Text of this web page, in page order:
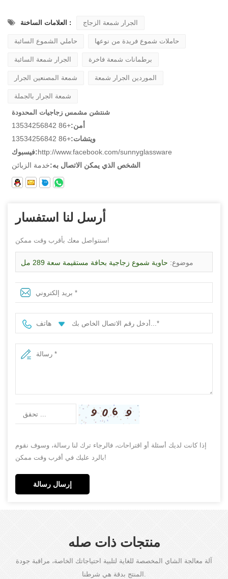
العلامات الساخنة : الجرار شمعة الزجاج
حاملي الشموع السائبة حاملات شموع فريدة من نوعها
الجرار شمعة السائبة برطمانات شمعة فاخرة
شمعة المصنعين الجرار الموردين الجرار شمعة
شمعة الجرار بالجملة
شنتشن مشمس زجاجيات المحدودة
أمن:+86 13534256842
ويتشات:+86 13534256842
فيسبوك:http://www.facebook.com/sunnyglassware
الشخص الذي يمكن الاتصال به:خدمة الزبائن
أرسل لنا استفسار
سنتواصل معك بأقرب وقت ممكن!
موضوع: حاوية شموع زجاجية بحافة مستقيمة سعة 289 مل
باللون الأبيض المتدرج والبنفسجي بالجملة
هاتف
إذا كانت لديك أسئلة أو اقتراحات، فالرجاء ترك لنا رسالة، وسوف نقوم
بالرد عليك في أقرب وقت ممكن!
إرسال رسالة
منتجات ذات صله
آلة معالجة الشاي المخصصة للغاية لتلبية احتياجاتك الخاصة، مراقبة جودة
المنتج بدقة هي شرطنا.